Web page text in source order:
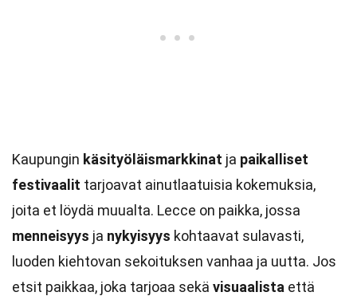
Kaupungin käsityöläismarkkinat ja paikalliset
festivaalit tarjoavat ainutlaatuisia kokemuksia,
joita et löydä muualta. Lecce on paikka, jossa
menneisyys ja nykyisyys kohtaavat sulavasti,
luoden kiehtovan sekoituksen vanhaa ja uutta. Jos
etsit paikkaa, joka tarjoaa sekä visuaalista että